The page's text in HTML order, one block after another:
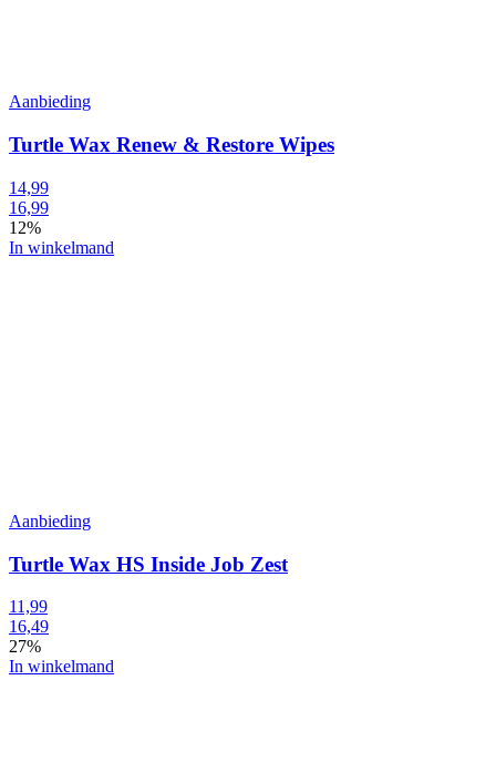
Aanbieding
Turtle Wax Renew & Restore Wipes
14,99
16,99
12%
In winkelmand
Aanbieding
Turtle Wax HS Inside Job Zest
11,99
16,49
27%
In winkelmand